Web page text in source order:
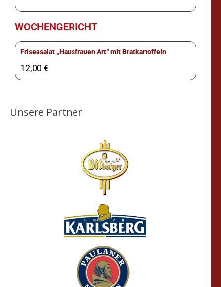
WOCHENGERICHT
Friseesalat „Hausfrauen Art“ mit Bratkartoffeln
12,00 €
Unsere Partner